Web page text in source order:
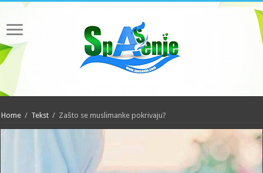
Home / Tekst / Zašto se muslimanke pokrivaju?